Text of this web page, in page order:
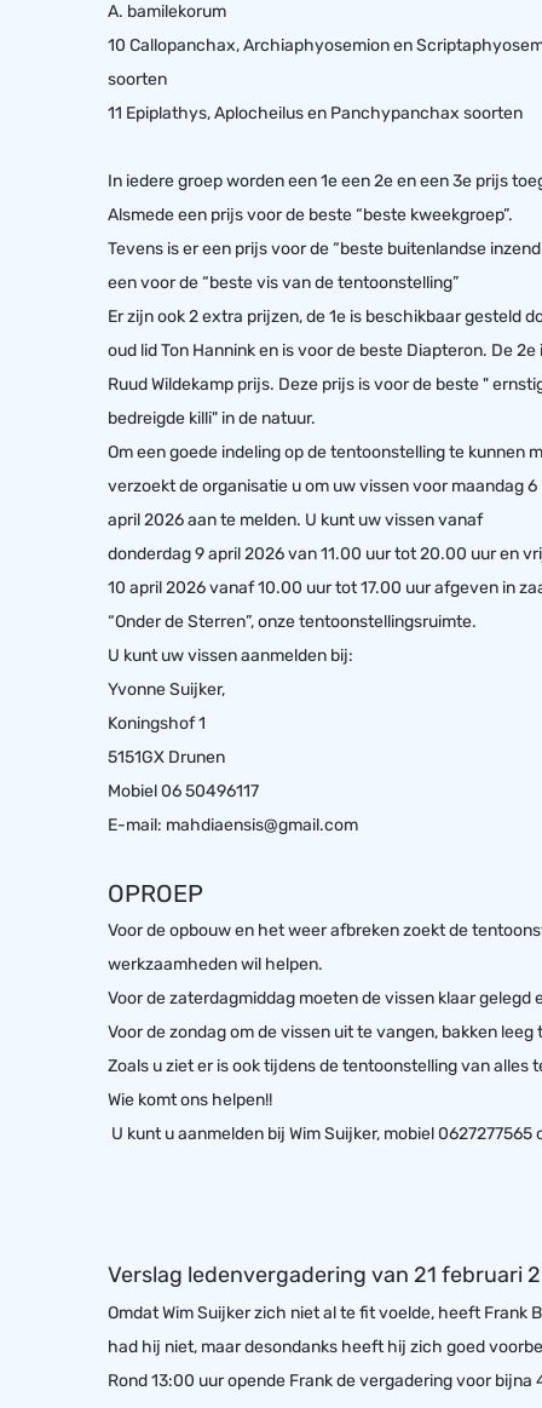
A. bamilekorum
10 Callopanchax, Archiaphyosemion en
soorten
11 Epiplathys, Aplocheilus en Panchypanchax soorten
In iedere groep worden een 1e een 2e en een 3e prijs
Alsmede een prijs voor de beste “beste kweekgroep”.
Tevens is er een prijs voor de “beste buitenlandse
een voor de “beste vis van de tentoonstelling”
Er zijn ook 2 extra prijzen, de 1e is beschikbaar gesteld
oud lid Ton Hannink en is voor de beste Diapteron. De 2e
Ruud Wildekamp prijs. Deze prijs is voor de beste "
bedreigde killi" in de natuur.
Om een goede indeling op de tentoonstelling te kunnen
verzoekt de organisatie u om uw vissen voor maandag 6
april 2026 aan te melden. U kunt uw vissen vanaf
donderdag 9 april 2026 van 11.00 uur tot 20.00 uur en
10 april 2026 vanaf 10.00 uur tot 17.00 uur afgeven in
“Onder de Sterren”, onze tentoonstellingsruimte.
U kunt uw vissen aanmelden bij:
Yvonne Suijker,
Koningshof 1
5151GX Drunen
Mobiel 06 50496117
E-mail: mahdiaensis@gmail.com
OPROEP
Voor de opbouw en het weer afbreken zoekt de
werkzaamheden wil helpen.
Voor de zaterdagmiddag moeten de vissen klaar
Voor de zondag om de vissen uit te vangen, bakken
Zoals u ziet er is ook tijdens de tentoonstelling van alles
Wie komt ons helpen!!
U kunt u aanmelden bij Wim Suijker, mobiel 0627277565
Verslag ledenvergadering van 21 februari
Omdat Wim Suijker zich niet al te fit voelde, heeft Frank
had hij niet, maar desondanks heeft hij zich goed
Rond 13:00 uur opende Frank de vergadering voor bijna